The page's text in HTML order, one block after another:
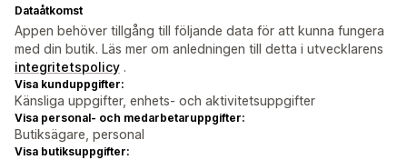
Dataåtkomst
Appen behöver tillgång till följande data för att kunna fungera
med din butik. Läs mer om anledningen till detta i utvecklarens
integritetspolicy .
Visa kunduppgifter:
Känsliga uppgifter, enhets- och aktivitetsuppgifter
Visa personal- och medarbetaruppgifter:
Butiksägare, personal
Visa butiksuppgifter: